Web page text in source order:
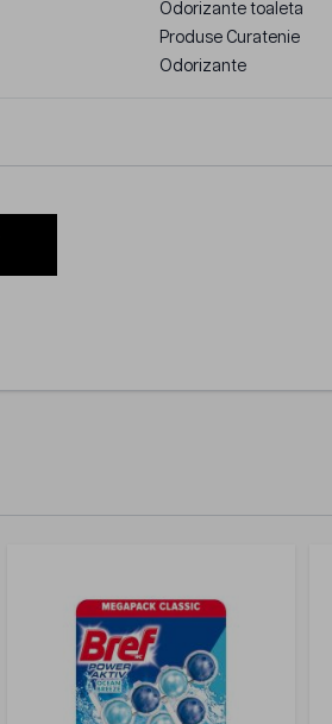
Odorizante toaleta
Produse Curatenie
Odorizante